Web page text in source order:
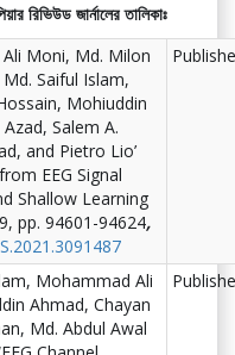
রিভিউড জার্নালের তালিকাঃ
Moni, Md. Milon
Saiful Islam,
Mohiuddin
Salem A.
and Pietro Lio’
EEG Signal
Shallow Learning
pp. 94601-94624,
Mohammad Ali
Ahmad, Chayan
Md. Abdul Awal